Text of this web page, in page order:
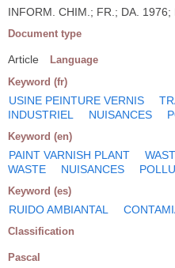
INFORM. CHIM.; FR.; DA.
Document type
Article Language
Keyword (fr)
USINE PEINTURE VERNIS
INDUSTRIEL
NUISANCES
Keyword (en)
PAINT VARNISH PLANT
WASTE
NUISANCES
Keyword (es)
RUIDO AMBIANTAL
Classification
Pascal